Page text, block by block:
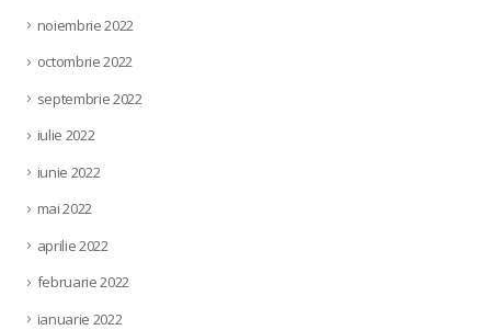
noiembrie 2022
octombrie 2022
septembrie 2022
iulie 2022
iunie 2022
mai 2022
aprilie 2022
februarie 2022
ianuarie 2022